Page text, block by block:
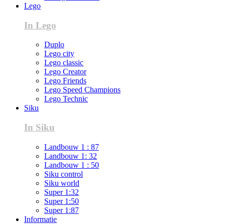
Lego
In Lego
Duplo
Lego city
Lego classic
Lego Creator
Lego Friends
Lego Speed Champions
Lego Technic
Siku
In Siku
Landbouw 1 : 87
Landbouw 1: 32
Landbouw 1 : 50
Siku control
Siku world
Super 1:32
Super 1:50
Super 1:87
Informatie